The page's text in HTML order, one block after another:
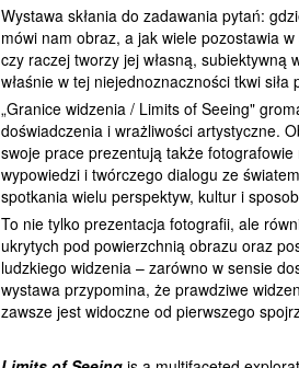
Wystawa skłania do zadawania pytań:
mówi nam obraz, a jak wiele pozostawia
czy raczej tworzy jej własną,
właśnie w tej niejednoznaczności tkwi
„Granice widzenia / Limits of Seeing"
doświadczenia i wrażliwości artystyczne.
swoje prace prezentują także
wypowiedzi i twórczego dialogu ze
spotkania wielu perspektyw, kultur i
To nie tylko prezentacja fotografii, ale
ukrytych pod powierzchnią obrazu oraz
ludzkiego widzenia – zarówno w sensie
wystawa przypomina, że prawdziwe
zawsze jest widoczne od pierwszego